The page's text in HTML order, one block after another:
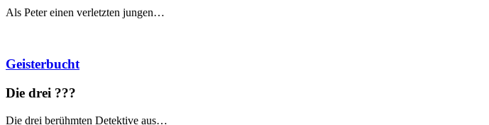
Als Peter einen verletzten jungen…
Geisterbucht
Die drei ???
Die drei berühmten Detektive aus…